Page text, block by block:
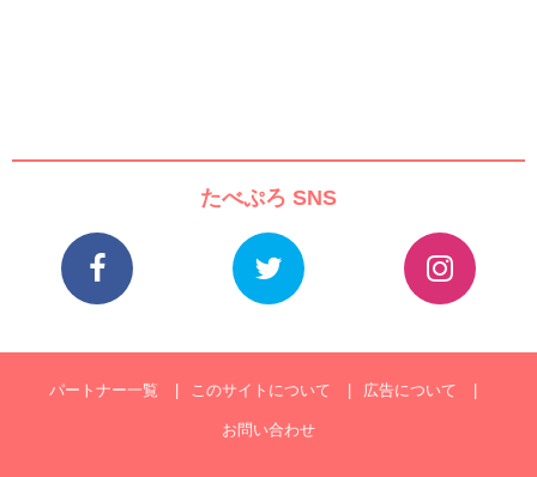
たべぷろ SNS
パートナー一覧 このサイトについて 広告について
お問い合わせ